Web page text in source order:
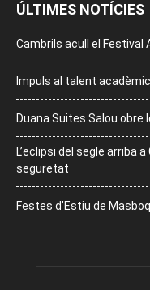
ÚLTIMES NOTÍCIES
Cambrils acull el Festival
Impuls al talent
Duana Suites Salou obre
L’eclipsi del segle arriba
seguretat
Festes d’Estiu de